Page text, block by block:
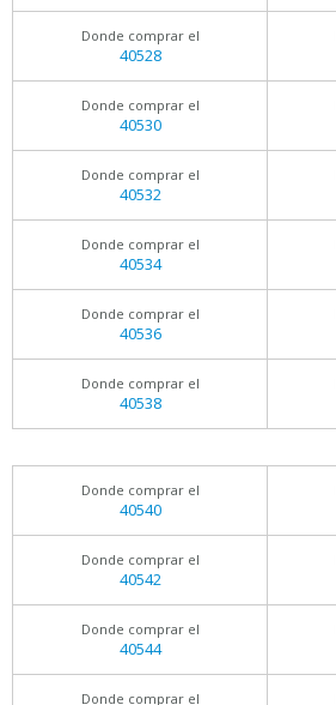
Donde comprar el
40528
Donde comprar el
40530
Donde comprar el
40532
Donde comprar el
40534
Donde comprar el
40536
Donde comprar el
40538
Donde comprar el
40540
Donde comprar el
40542
Donde comprar el
40544
Donde comprar el